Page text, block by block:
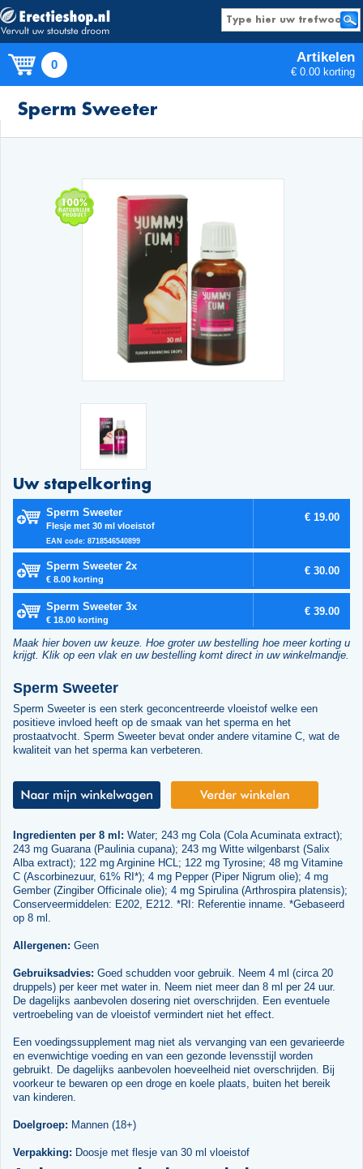
0 Artikelen
€ 0.00 korting
Sperm Sweeter
Uw stapelkorting
Sperm Sweeter
Flesje met 30 ml vloeistof
EAN code: 8718546540899
€ 19.00
Sperm Sweeter 2x
€ 8.00 korting
€ 30.00
Sperm Sweeter 3x
€ 18.00 korting
€ 39.00
Maak hier boven uw keuze. Hoe groter uw bestelling hoe meer korting u
krijgt. Klik op een vlak en uw bestelling komt direct in uw winkelmandje.
Sperm Sweeter
Sperm Sweeter is een sterk geconcentreerde vloeistof welke een
positieve invloed heeft op de smaak van het sperma en het
prostaatvocht. Sperm Sweeter bevat onder andere vitamine C, wat de
kwaliteit van het sperma kan verbeteren.
Ingredienten per 8 ml: Water; 243 mg Cola (Cola Acuminata extract);
243 mg Guarana (Paulinia cupana); 243 mg Witte wilgenbarst (Salix
Alba extract); 122 mg Arginine HCL; 122 mg Tyrosine; 48 mg Vitamine
C (Ascorbinezuur, 61% RI*); 4 mg Pepper (Piper Nigrum olie); 4 mg
Gember (Zingiber Officinale olie); 4 mg Spirulina (Arthrospira platensis);
Conserveermiddelen: E202, E212. *RI: Referentie inname. *Gebaseerd
op 8 ml.
Allergenen: Geen
Gebruiksadvies: Goed schudden voor gebruik. Neem 4 ml (circa 20
druppels) per keer met water in. Neem niet meer dan 8 ml per 24 uur.
De dagelijks aanbevolen dosering niet overschrijden. Een eventuele
vertroebeling van de vloeistof vermindert niet het effect.
Een voedingssupplement mag niet als vervanging van een gevarieerde
en evenwichtige voeding en van een gezonde levensstijl worden
gebruikt. De dagelijks aanbevolen hoeveelheid niet overschrijden. Bij
voorkeur te bewaren op een droge en koele plaats, buiten het bereik
van kinderen.
Doelgroep: Mannen (18+)
Verpakking: Doosje met flesje van 30 ml vloeistof